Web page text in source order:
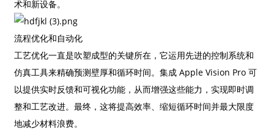
术和新设备。
流程优化和自动化
工艺优化一直是吹塑成型的关键所在，它运用先进的控制系统和
仿真工具来精确预测壁厚和循环时间。集成 Apple Vision Pro 可
以提供实时反馈和可视化功能，从而增强这些能力，实现即时调
整和工艺改进。最终，这将提高效率、缩短循环时间并最大限度
地减少材料浪费。